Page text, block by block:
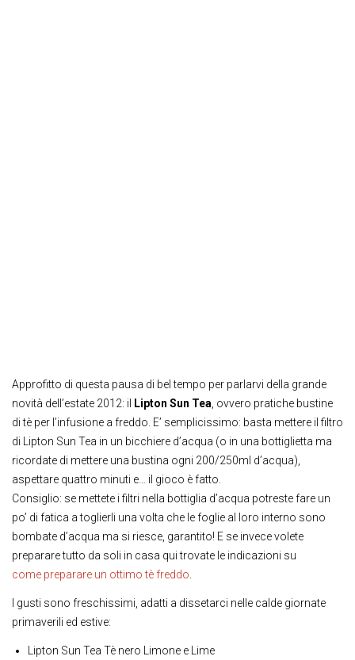
Approfitto di questa pausa di bel tempo per parlarvi della grande
novità dell’estate 2012: il
Lipton Sun Tea , ovvero pratiche bustine
di tè per l’infusione a freddo. E’ semplicissimo: basta mettere il filtro
di Lipton Sun Tea in un bicchiere d’acqua (o in una bottiglietta ma
ricordate di mettere una bustina ogni 200/250ml d’acqua),
aspettare quattro minuti e… il gioco è fatto.
Consiglio: se mettete i filtri nella bottiglia d’acqua potreste fare un
po’ di fatica a toglierli una volta che le foglie al loro interno sono
bombate d’acqua ma si riesce, garantito! E se invece volete
preparare tutto da soli in casa qui trovate le indicazioni su
come preparare un ottimo tè freddo
I gusti sono freschissimi, adatti a dissetarci nelle calde giornate
primaverili ed estive:
Lipton Sun Tea Tè nero Limone e Lime